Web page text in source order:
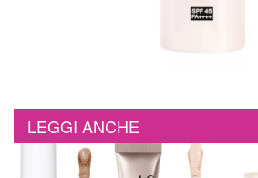
LEGGI ANCHE